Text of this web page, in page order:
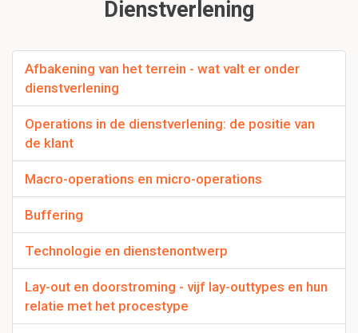
Dienstverlening
Afbakening van het terrein - wat valt er onder
dienstverlening
Operations in de dienstverlening: de positie van
de klant
Macro-operations en micro-operations
Buffering
Technologie en dienstenontwerp
Lay-out en doorstroming - vijf lay-outtypes en hun
relatie met het procestype